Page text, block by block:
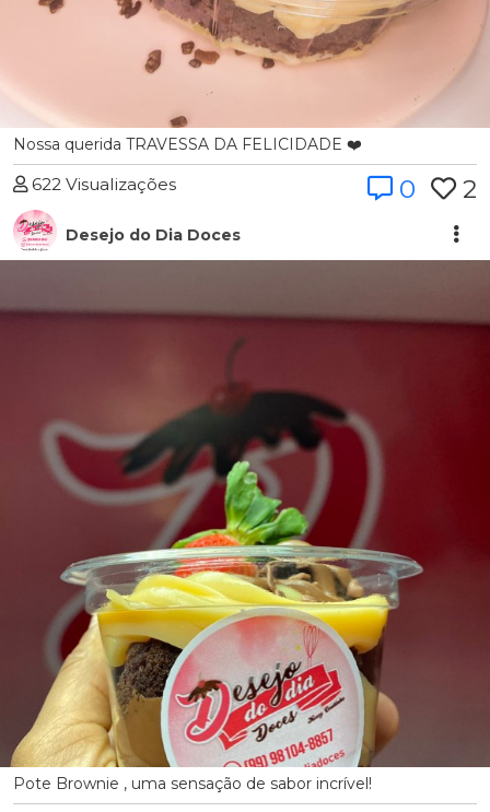
Nossa querida TRAVESSA DA FELICIDADE ❤️
622 Visualizações 0 2
Desejo do Dia Doces
Pote Brownie , uma sensação de sabor incrível!